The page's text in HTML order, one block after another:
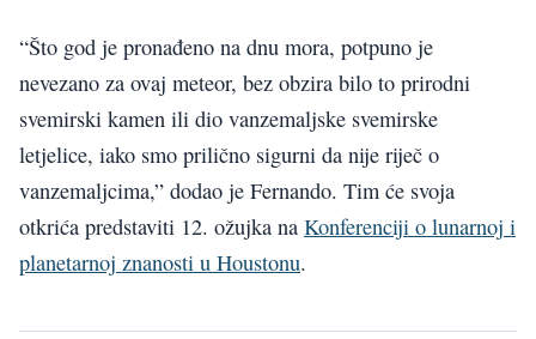
“Što god je pronađeno na dnu mora, potpuno je
nevezano za ovaj meteor, bez obzira bilo to prirodni
svemirski kamen ili dio vanzemaljske svemirske
letjelice, iako smo prilično sigurni da nije riječ o
vanzemaljcima,” dodao je Fernando. Tim će svoja
otkrića predstaviti 12. ožujka na Konferenciji o lunarnoj i
planetarnoj znanosti u Houstonu.